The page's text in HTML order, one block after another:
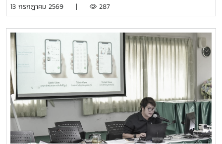
ผู้ช่วยศาสตราจารย์ ดร.สุพัตรา วงศ์แสนใหม่ หัวหน้า
คลินิกของผลิตภัณฑ์มูลค่าเพิ่มจากส่วนเหลือใช้การแปรรูปปลา
ลูกผสมบึกสยามแม่โจ้" โดย รองศาสตราจารย์ ดร.ดวงพร อมร
เลิศพิศาล หัวหน้าโครงการ4.โครงการ "การขยายสเกลการผลิต
สารเสริมโปรตีนปลาไฮโดรไลเสตสำหรับเป็นสารเสริมกระตุ้นการ
กินในสัตว์เลี้ยง ระดับกึ่งอุตสาหกรรม" โดย รองศาสตราจารย์
ดร.ดวงพร อมรเลิศพิศาล หัวหน้าโครงการ5.โครงการ "การ
ทดสอบทางคลินิกของผลิตภัณฑ์โพรไบโอติกต่อภาวะซึมเศร้า
หลังคลอดและสุขภาพลำไส้ในมารดาหลังคลอด" โดย รอง
ศาสตราจารย์ ดร.ดวงพร อมรเลิศพิศาล หัวหน้า
โครงการ6.โครงการ "เทคโนโลยีการอุ่นน้ำในระบบเพาะฟักพันธุ์
รศ.ดร.อภินันท์? สุวรรณรักษ์? และคณาจารย์/?เจ้าหน้าที่จาก
PGS?.... ซึ่งได้ลงมติให้จัดตั้งกลุ่มในนาม? #กลุ่มอินทนินแม่
โจ้PGS? โดยมีศูนย์เกษตรอินทรีย์ฯเป็นพี่เลี้ยงกลุ่ม? และในที่
ประชุมมีมติเป็นเอกฉันท์ให้ผศ.ดร.ทองเลียน? บัวจูม? เป็น
ประธานกลุ่ม?ฯ? และน.ส.สุนันทา? ศรีรัตนา? เป็นผู้ประสานงาน?
กลุ่มฯ
13 กรกฎาคม 2569 | 287